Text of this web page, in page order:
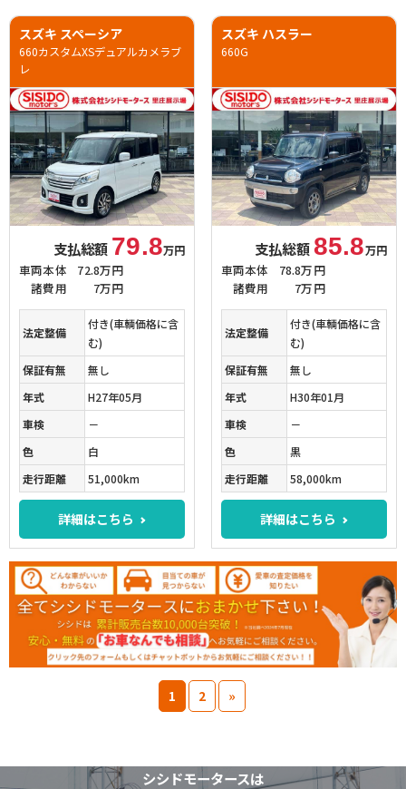
スズキ スペーシア
660カスタムXSデュアルカメラブ
レ
支払総額 79.8万円
車両本体
72.8万円
諸費用
7万円
法定整備
付き(車輌価格に含
む)
保証有無
無し
年式
H27年05月
車検
－
色
白
走行距離
51,000km
詳細はこちら
スズキ ハスラー
660G
支払総額 85.8万円
車両本体
78.8万円
諸費用
7万円
法定整備
付き(車輌価格に含
む)
保証有無
無し
年式
H30年01月
車検
－
色
黒
走行距離
58,000km
詳細はこちら
1 2 »
シシドモータースは